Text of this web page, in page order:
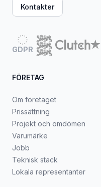
Kontakter
GDPR
FÖRETAG
Om företaget
Prissättning
Projekt och omdömen
Varumärke
Jobb
Teknisk stack
Lokala representanter